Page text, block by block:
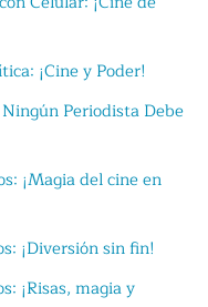
¡Cine y Poder!
Periodista Debe
¡Magia del cine en
¡Diversión sin fin!
¡Risas, magia y